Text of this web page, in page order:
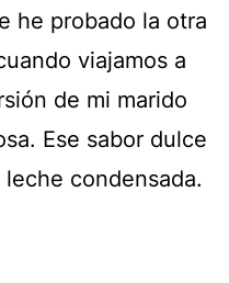
he probado la otra
viajamos a
de mi marido
Ese sabor dulce
condensada.